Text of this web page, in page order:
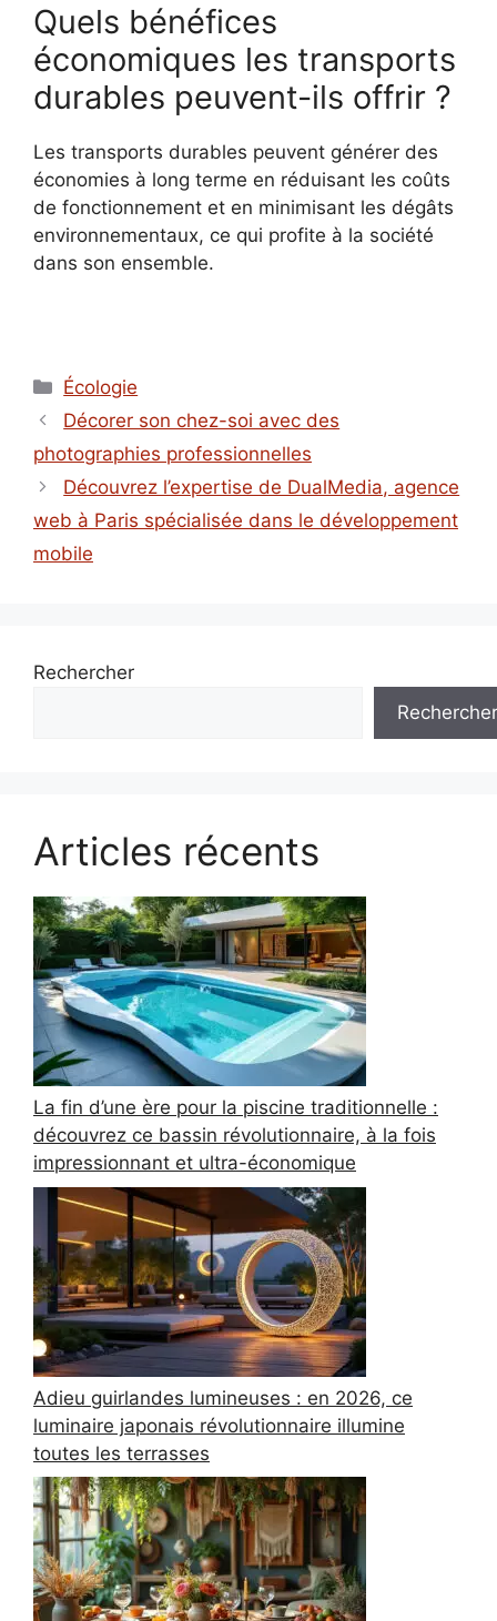
Quels bénéfices
économiques les transports
durables peuvent-ils offrir ?
Les transports durables peuvent générer des
économies à long terme en réduisant les coûts
de fonctionnement et en minimisant les dégâts
environnementaux, ce qui profite à la société
dans son ensemble.
Catégories
Écologie
Décorer son chez-soi avec des
photographies professionnelles
Découvrez l’expertise de DualMedia, agence
web à Paris spécialisée dans le développement
mobile
Rechercher
Rechercher
Articles récents
La fin d’une ère pour la piscine traditionnelle :
découvrez ce bassin révolutionnaire, à la fois
impressionnant et ultra-économique
Adieu guirlandes lumineuses : en 2026, ce
luminaire japonais révolutionnaire illumine
toutes les terrasses